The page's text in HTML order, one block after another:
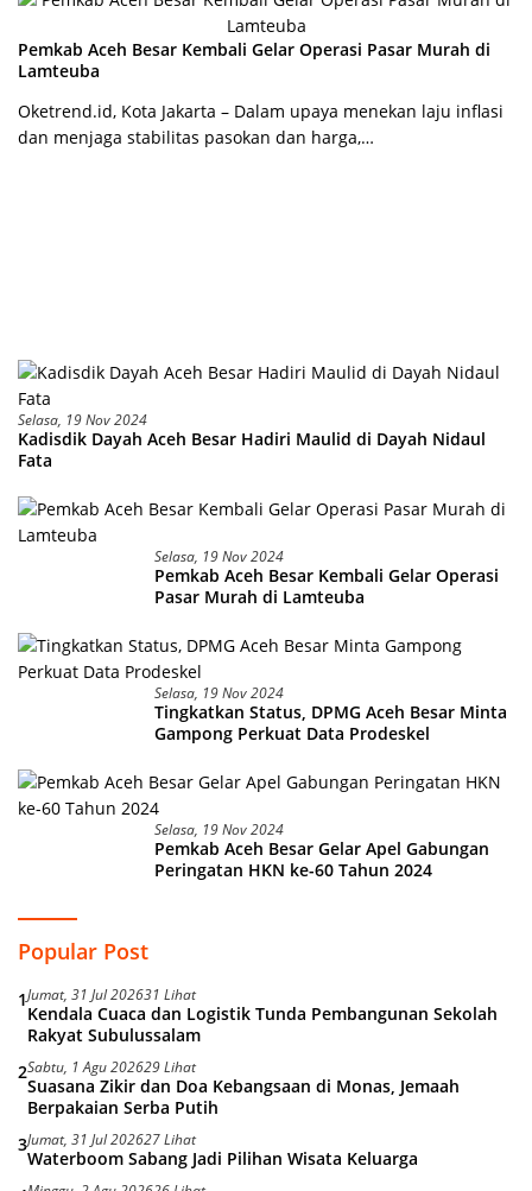
Pemkab Aceh Besar Kembali Gelar Operasi Pasar Murah di
Lamteuba
Oketrend.id, Kota Jakarta – Dalam upaya menekan laju inflasi
dan menjaga stabilitas pasokan dan harga,…
Selasa, 19 Nov 2024
Kadisdik Dayah Aceh Besar Hadiri Maulid di Dayah Nidaul
Fata
Selasa, 19 Nov 2024
Pemkab Aceh Besar Kembali Gelar Operasi
Pasar Murah di Lamteuba
Selasa, 19 Nov 2024
Tingkatkan Status, DPMG Aceh Besar Minta
Gampong Perkuat Data Prodeskel
Selasa, 19 Nov 2024
Pemkab Aceh Besar Gelar Apel Gabungan
Peringatan HKN ke-60 Tahun 2024
Popular Post
1Jumat, 31 Jul 202631 Lihat
Kendala Cuaca dan Logistik Tunda Pembangunan Sekolah
Rakyat Subulussalam
2Sabtu, 1 Agu 202629 Lihat
Suasana Zikir dan Doa Kebangsaan di Monas, Jemaah
Berpakaian Serba Putih
3Jumat, 31 Jul 202627 Lihat
Waterboom Sabang Jadi Pilihan Wisata Keluarga